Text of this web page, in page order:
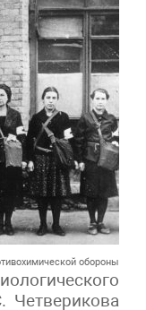
обороны
Четверикова